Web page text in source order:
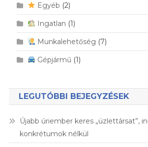
Egyéb (2)
Ingatlan (1)
Munkalehetőség (7)
Gépjármű (1)
LEGUTÓBBI BEJEGYZÉSEK
Újabb úriember keres „üzlettársat”,
konkrétumok nélkül